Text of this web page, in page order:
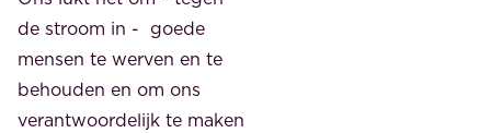
de stroom in - goede
mensen te werven en te
behouden en om ons
verantwoordelijk te maken